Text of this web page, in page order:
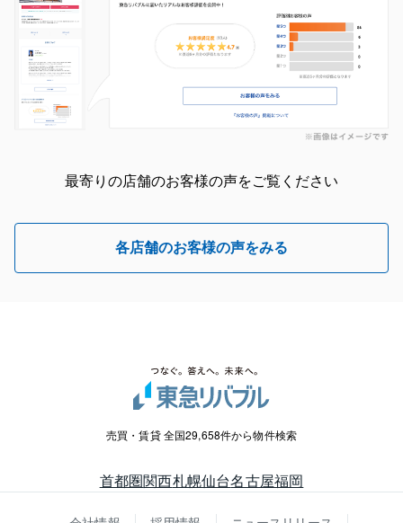
最寄りの店舗のお客様の声をご覧ください
各店舗のお客様の声をみる
売買・賃貸 全国29,658件から物件検索
首都圏関西札幌仙台名古屋福岡